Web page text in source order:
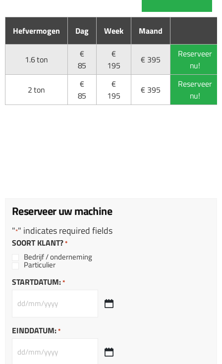
Hefvermogen Dag Week Maand
1.6 ton
€
85
€
195
€ 395
Reserveer
nu!
2 ton
€
85
€
195
€ 395
Reserveer
nu!
Reserveer uw machine
"*" indicates required fields
SOORT KLANT?*
Bedrijf / onderneming
Particulier
STARTDATUM:*
EINDDATUM:*